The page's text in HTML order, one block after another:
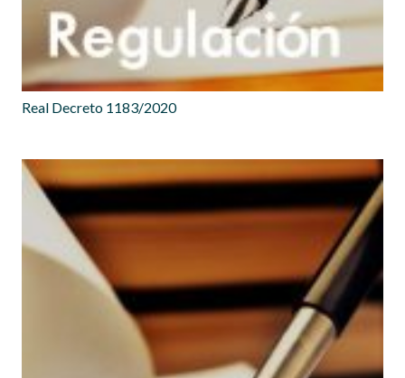
Real Decreto 1183/2020